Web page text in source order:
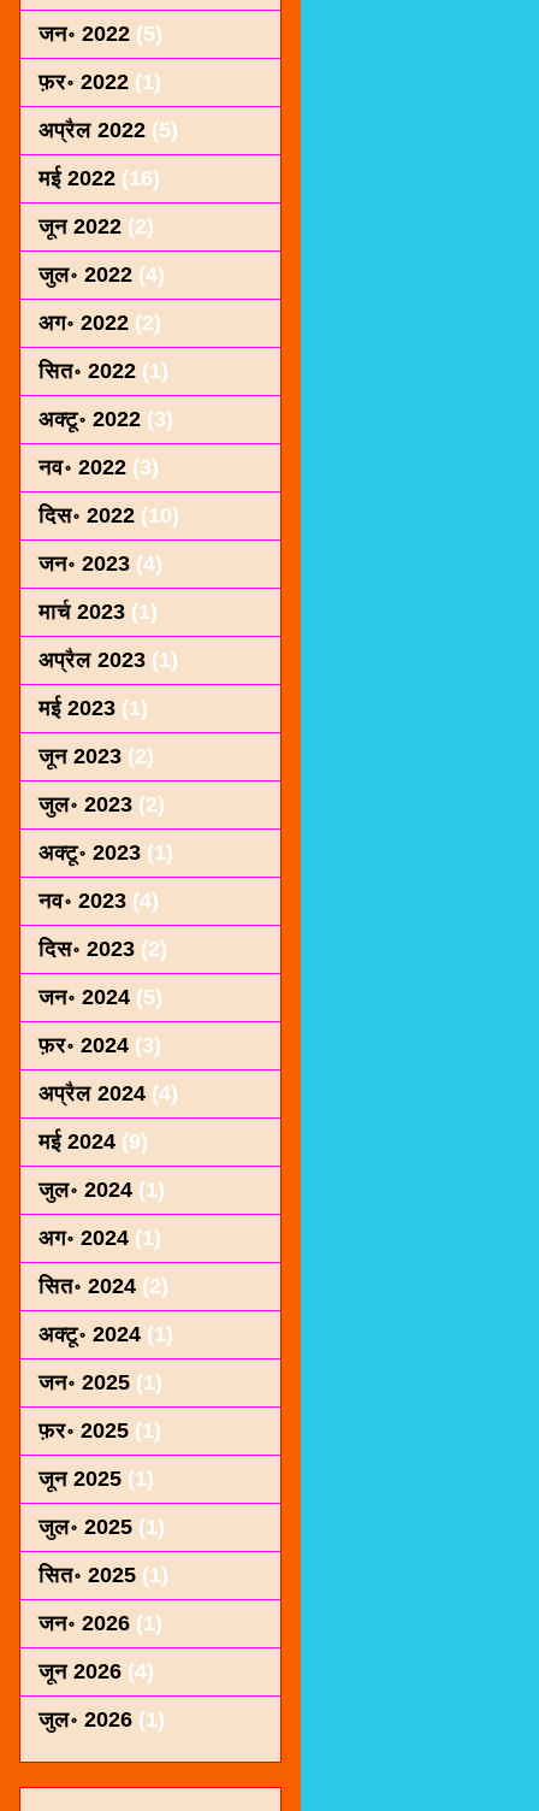
जन॰ 2022 (5)
फ़र॰ 2022 (1)
अप्रैल 2022 (5)
मई 2022 (16)
जून 2022 (2)
जुल॰ 2022 (4)
अग॰ 2022 (2)
सित॰ 2022 (1)
अक्टू॰ 2022 (3)
नव॰ 2022 (3)
दिस॰ 2022 (10)
जन॰ 2023 (4)
मार्च 2023 (1)
अप्रैल 2023 (1)
मई 2023 (1)
जून 2023 (2)
जुल॰ 2023 (2)
अक्टू॰ 2023 (1)
नव॰ 2023 (4)
दिस॰ 2023 (2)
जन॰ 2024 (5)
फ़र॰ 2024 (3)
अप्रैल 2024 (4)
मई 2024 (9)
जुल॰ 2024 (1)
अग॰ 2024 (1)
सित॰ 2024 (2)
अक्टू॰ 2024 (1)
जन॰ 2025 (1)
फ़र॰ 2025 (1)
जून 2025 (1)
जुल॰ 2025 (1)
सित॰ 2025 (1)
जन॰ 2026 (1)
जून 2026 (4)
जुल॰ 2026 (1)